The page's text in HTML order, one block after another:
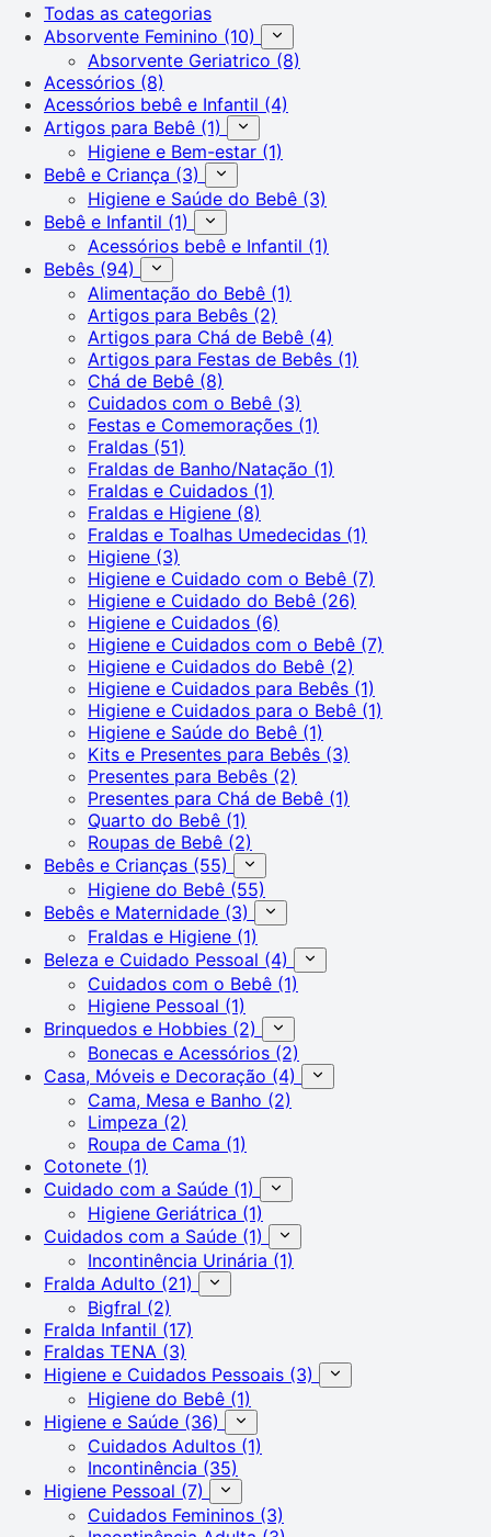
Todas as categorias
Absorvente Feminino (10)
Absorvente Geriatrico (8)
Acessórios (8)
Acessórios bebê e Infantil (4)
Artigos para Bebê (1)
Higiene e Bem-estar (1)
Bebê e Criança (3)
Higiene e Saúde do Bebê (3)
Bebê e Infantil (1)
Acessórios bebê e Infantil (1)
Bebês (94)
Alimentação do Bebê (1)
Artigos para Bebês (2)
Artigos para Chá de Bebê (4)
Artigos para Festas de Bebês (1)
Chá de Bebê (8)
Cuidados com o Bebê (3)
Festas e Comemorações (1)
Fraldas (51)
Fraldas de Banho/Natação (1)
Fraldas e Cuidados (1)
Fraldas e Higiene (8)
Fraldas e Toalhas Umedecidas (1)
Higiene (3)
Higiene e Cuidado com o Bebê (7)
Higiene e Cuidado do Bebê (26)
Higiene e Cuidados (6)
Higiene e Cuidados com o Bebê (7)
Higiene e Cuidados do Bebê (2)
Higiene e Cuidados para Bebês (1)
Higiene e Cuidados para o Bebê (1)
Higiene e Saúde do Bebê (1)
Kits e Presentes para Bebês (3)
Presentes para Bebês (2)
Presentes para Chá de Bebê (1)
Quarto do Bebê (1)
Roupas de Bebê (2)
Bebês e Crianças (55)
Higiene do Bebê (55)
Bebês e Maternidade (3)
Fraldas e Higiene (1)
Beleza e Cuidado Pessoal (4)
Cuidados com o Bebê (1)
Higiene Pessoal (1)
Brinquedos e Hobbies (2)
Bonecas e Acessórios (2)
Casa, Móveis e Decoração (4)
Cama, Mesa e Banho (2)
Limpeza (2)
Roupa de Cama (1)
Cotonete (1)
Cuidado com a Saúde (1)
Higiene Geriátrica (1)
Cuidados com a Saúde (1)
Incontinência Urinária (1)
Fralda Adulto (21)
Bigfral (2)
Fralda Infantil (17)
Fraldas TENA (3)
Higiene e Cuidados Pessoais (3)
Higiene do Bebê (1)
Higiene e Saúde (36)
Cuidados Adultos (1)
Incontinência (35)
Higiene Pessoal (7)
Cuidados Femininos (3)